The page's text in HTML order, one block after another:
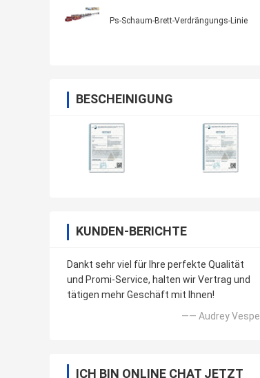
Ps-Schaum-Brett-Verdrängungs-Linie
BESCHEINIGUNG
KUNDEN-BERICHTE
Dankt sehr viel für Ihre perfekte Qualität
und Promi-Service, halten wir Vertrag und
tätigen mehr Geschäft mit Ihnen!
—— Audrey Vespe
ICH BIN ONLINE CHAT JETZT